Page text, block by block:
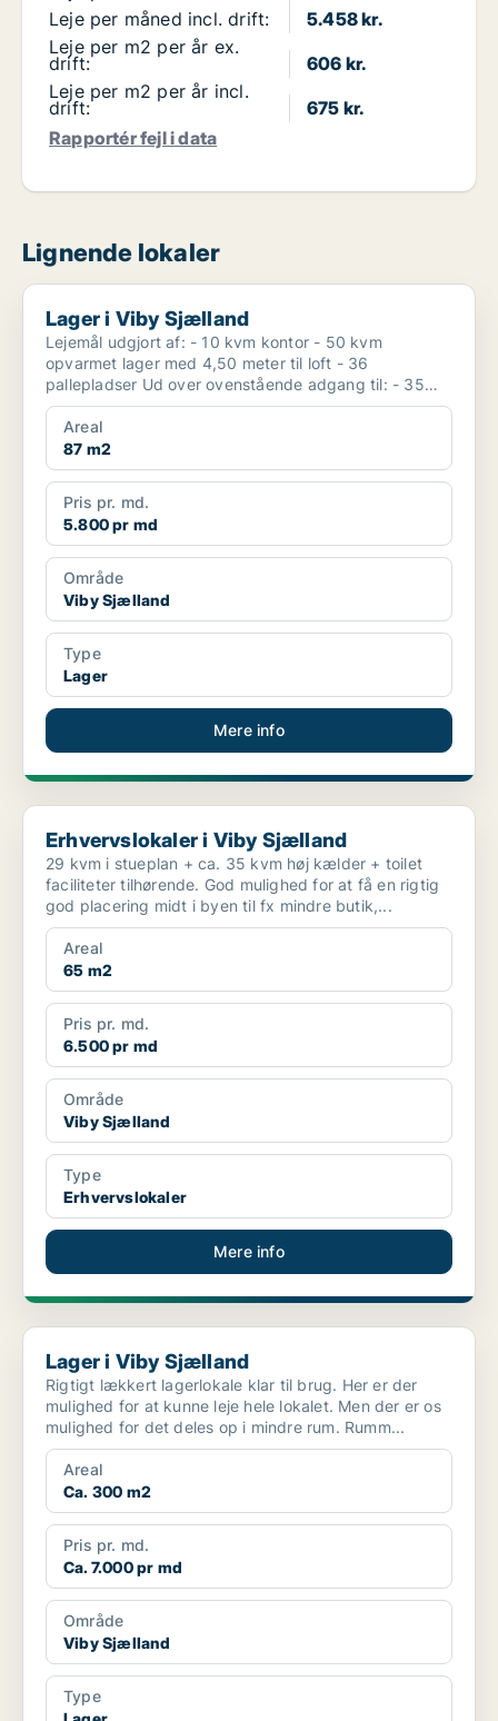
Leje per måned incl. drift:
5.458 kr.
Leje per m2 per år ex.
drift:
606 kr.
Leje per m2 per år incl.
drift:
675 kr.
Rapportér fejl i data
Lignende lokaler
Lager i Viby Sjælland
Lager i Viby Sjælland
Lejemål udgjort af: - 10 kvm kontor - 50 kvm
opvarmet lager med 4,50 meter til loft - 36
pallepladser Ud over ovenstående adgang til: - 35
kvm spisest...
Areal
87 m2
Pris pr. md.
5.800 pr md
Område
Viby Sjælland
Type
Lager
Mere info
Erhvervslokaler i Viby Sjælland
Erhvervslokaler i Viby Sjælland
29 kvm i stueplan + ca. 35 kvm høj kælder + toilet
faciliteter tilhørende. God mulighed for at få en rigtig
god placering midt i byen til fx mindre butik,...
Areal
65 m2
Pris pr. md.
6.500 pr md
Område
Viby Sjælland
Type
Erhvervslokaler
Mere info
Lager i Viby Sjælland
Lager i Viby Sjælland
Rigtigt lækkert lagerlokale klar til brug. Her er der
mulighed for at kunne leje hele lokalet. Men der er os
mulighed for det deles op i mindre rum. Rumm...
Areal
Ca. 300 m2
Pris pr. md.
Ca. 7.000 pr md
Område
Viby Sjælland
Type